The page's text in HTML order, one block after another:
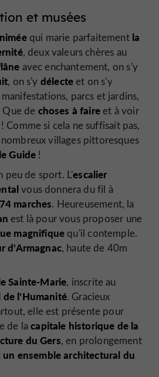
et musées
qui marie parfaitement la
, deux valeurs chères au
avec enchantement, on s'y
, on s'y délecteet on s'y
parcs et jardins,
de choses à faireet à voir
! Comme si cela ne suffisait pas,
villages pittoresques
Guide !
peu de sport. L'escalier
vous donnera du fil à
marches. Heureusement, la
est là pour vous proposer une
magnifique qu'il contemple.
d'Armagnac, haute de 40m
Sainte-Marie, inscrite au
de l'Humanité. Gracieux
elle est présente pour
de lacapitale historique de la
du Gers, en prolongement
un ensemble architectural du